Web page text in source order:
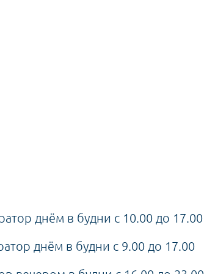
днём в будни с 10.00 до 17.00
днём в будни с 9.00 до 17.00